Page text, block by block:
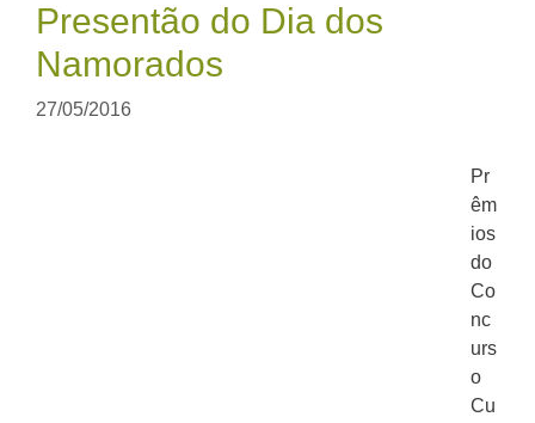
Presentão do Dia dos
Namorados
27/05/2016
Pr
êm
ios
do
Co
nc
urs
o
Cu